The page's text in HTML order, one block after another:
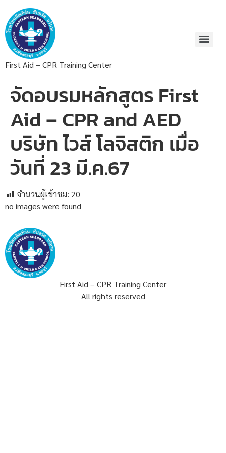
First Aid – CPR Training Center
จัดอบรมหลักสูตร First
Aid – CPR and AED
บริษัท ไวส์ โลจิสติก เมื่อ
วันที่ 23 มี.ค.67
จำนวนผู้เข้าชม: 20
no images were found
First Aid – CPR Training Center
All rights reserved